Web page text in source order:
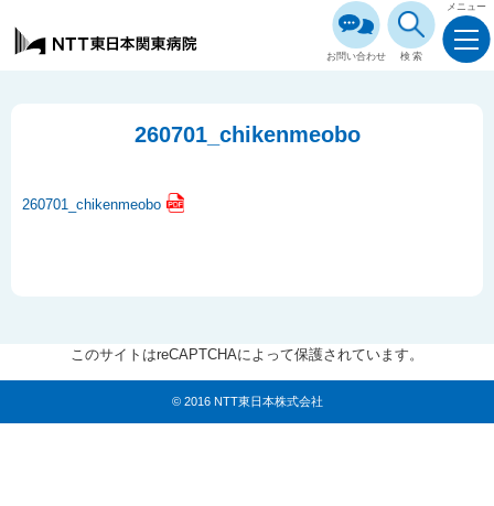
お問い合わせ 検索
メニュー
260701_chikenmeobo
260701_chikenmeobo
このサイトはreCAPTCHAによって保護されています。
© 2016 NTT東日本株式会社